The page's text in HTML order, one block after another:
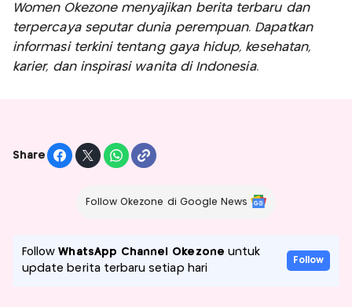
Women Okezone menyajikan berita terbaru dan
terpercaya seputar dunia perempuan. Dapatkan
informasi terkini tentang gaya hidup, kesehatan,
karier, dan inspirasi wanita di Indonesia.
Share
Follow Okezone di Google News
FollowWhatsApp Channel Okezone untuk
update berita terbaru setiap hari
Follow